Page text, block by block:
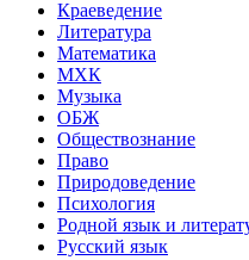
Краеведение
Литература
Математика
МХК
Музыка
ОБЖ
Обществознание
Право
Природоведение
Психология
Родной язык и
Русский язык